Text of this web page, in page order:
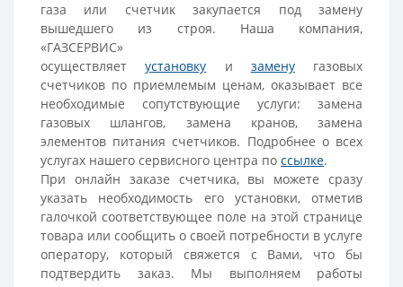
газа или счетчик закупается под замену
вышедшего из строя. Наша компания,
«ГАЗСЕРВИС»
осуществляетустановку и заменугазовых
счетчиков по приемлемым ценам, оказывает все
необходимые сопутствующие услуги: замена
газовых шлангов, замена кранов, замена
элементов питания счетчиков. Подробнее о всех
услугах нашего сервисного центра по ссылке.
При онлайн заказе счетчика, вы можете сразу
указать необходимость его установки, отметив
галочкой соответствующее поле на этой странице
товара или сообщить о своей потребности в услуге
оператору, который свяжется с Вами, что бы
подтвердить заказ. Мы выполняем работы